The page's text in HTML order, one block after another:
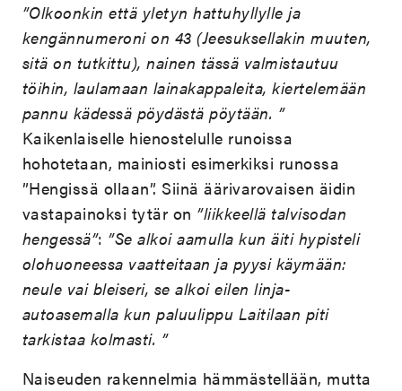
”Olkoonkin että yletyn hattuhyllylle ja
kengännumeroni on 43 (Jeesuksellakin muuten,
sitä on tutkittu), nainen tässä valmistautuu
töihin, laulamaan lainakappaleita, kiertelemään
pannu kädessä pöydästä pöytään. ”
Kaikenlaiselle hienostelulle runoissa
hohotetaan, mainiosti esimerkiksi runossa
”Hengissä ollaan”. Siinä äärivarovaisen äidin
vastapainoksi tytär on ”liikkeellä talvisodan
hengessä”: ”Se alkoi aamulla kun äiti hypisteli
olohuoneessa vaatteitaan ja pyysi käymään:
neule vai bleiseri, se alkoi eilen linja-
autoasemalla kun paluulippu Laitilaan piti
tarkistaa kolmasti. ”
Naiseuden rakennelmia hämmästellään, mutta